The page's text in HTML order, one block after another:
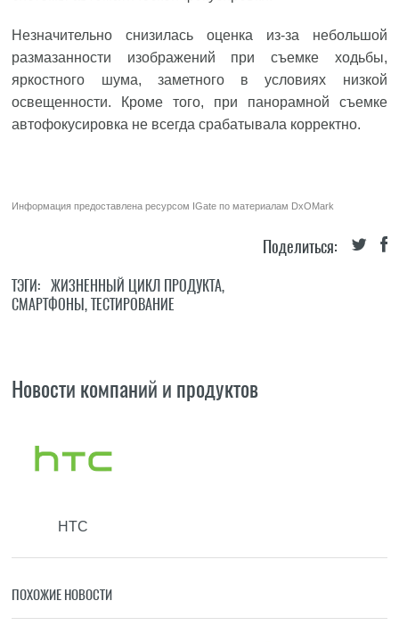
Незначительно снизилась оценка из-за небольшой
размазанности изображений при съемке ходьбы,
яркостного шума, заметного в условиях низкой
освещенности. Кроме того, при панорамной съемке
автофокусировка не всегда срабатывала корректно.
Информация предоставлена ресурсом IGate по материалам DxOMark
Поделиться:
ТЭГИ: ЖИЗНЕННЫЙ ЦИКЛ ПРОДУКТА,
СМАРТФОНЫ,ТЕСТИРОВАНИЕ
Новости компаний и продуктов
HTC
ПОХОЖИЕ НОВОСТИ